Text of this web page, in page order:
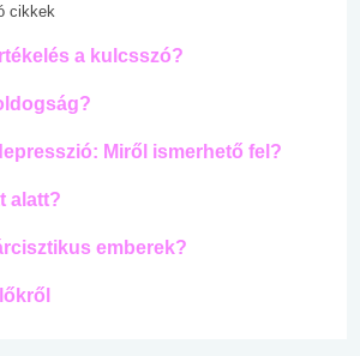
cikkek
a kulcsszó?
Miről ismerhető fel?
alatt?
emberek?